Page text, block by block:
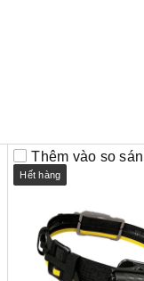
Thêm vào so
Hết hàng